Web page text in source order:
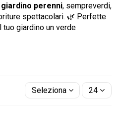
perenni, sempreverdi,
spettacolari. 🌿 Perfette
tuo giardino un verde
Seleziona 24